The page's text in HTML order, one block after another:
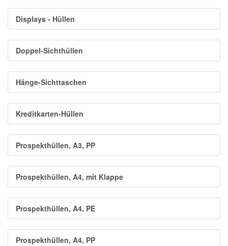
Displays - Hüllen
Doppel-Sichthüllen
Hänge-Sichttaschen
Kreditkarten-Hüllen
Prospekthüllen, A3, PP
Prospekthüllen, A4, mit Klappe
Prospekthüllen, A4, PE
Prospekthüllen, A4, PP